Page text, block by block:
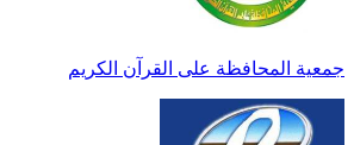
جمعية المحافظة على القرآن الكريم